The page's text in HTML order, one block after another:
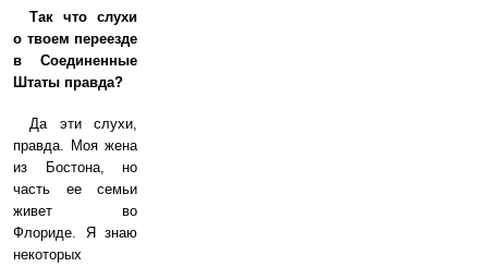
Так что слухи
о твоем переезде
в Соединенные
Штаты правда?
Да эти слухи,
правда. Моя жена
из Бостона, но
часть ее семьи
живет во
Флориде. Я знаю
некоторых